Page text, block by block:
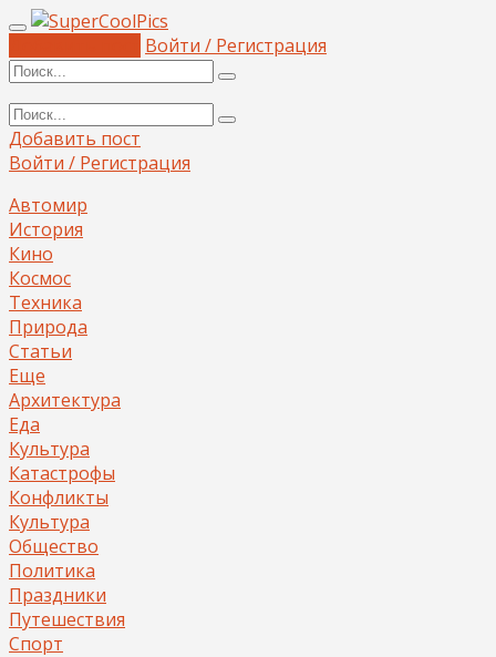
Войти / Регистрация
Добавить пост
Войти / Регистрация
Автомир
История
Кино
Космос
Техника
Природа
Статьи
Еще
Архитектура
Еда
Культура
Катастрофы
Конфликты
Культура
Общество
Политика
Праздники
Путешествия
Спорт